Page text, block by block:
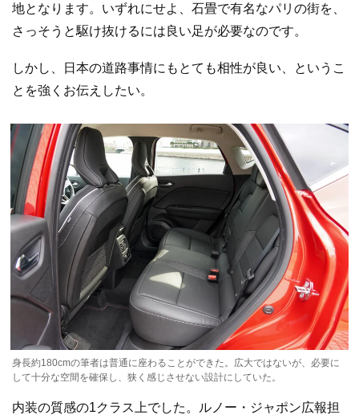
地となります。いずれにせよ、石畳で有名なパリの街を、
さっそうと駆け抜けるには良い足が必要なのです。
しかし、日本の道路事情にもとても相性が良い、というこ
とを強くお伝えしたい。
身長約180cmの筆者は普通に座わることができた。広大ではないが、必要に
して十分な空間を確保し、狭く感じさせない設計にしていた。
内装の質感の1クラス上でした。ルノー・ジャポン広報担